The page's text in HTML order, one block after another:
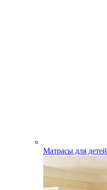
Матрасы для детей